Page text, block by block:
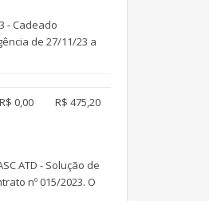
- Cadeado
de 27/11/23 a
R$ 0,00 R$ 475,20
ATD - Solução de
nº 015/2023. O